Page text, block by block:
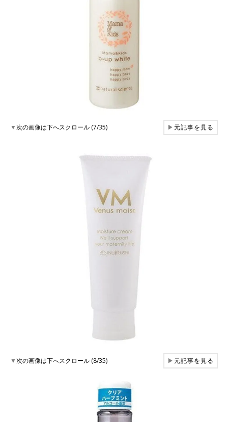
▼次の画像は下へスクロール (7/35) ▶元記事を見る
▼次の画像は下へスクロール (8/35) ▶元記事を見る